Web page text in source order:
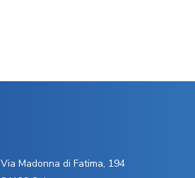
Via Madonna di Fatima, 194